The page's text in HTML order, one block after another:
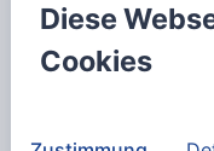
zurückzutreten.
angepasster
Diese
Cookies